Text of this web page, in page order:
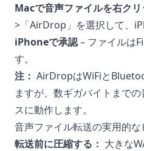
Macで音声ファイルを右クリ
>「AirDrop」を選択して、
iPhoneで承認– ファイルは
す。
注： AirDropはWiFiと
ますが、数ギガバイトまで
スに動作します。
音声ファイル転送の実用的な
転送前に圧縮する： 大きな